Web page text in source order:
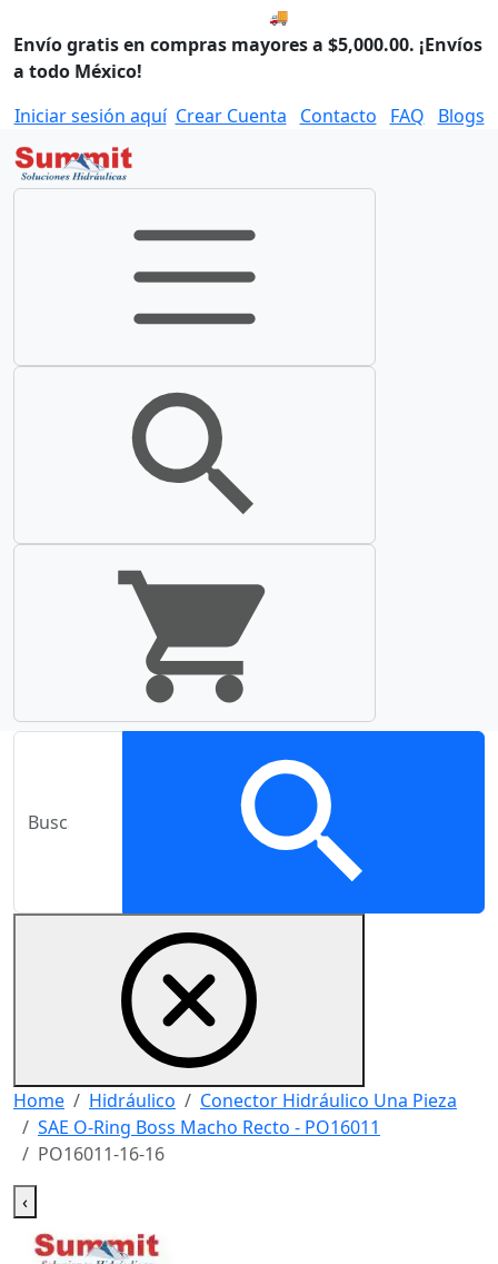
🚚 Envío el Lunes, 10 de
Envío gratis en compras mayores a $5,000.00. ¡Envíos
a todo México!
Iniciar sesión aquí Crear Cuenta Contacto FAQ Blogs
Home Hidráulico
Conector Hidráulico Una Pieza
SAE O-Ring Boss Macho Recto - PO16011
PO16011-16-16
‹